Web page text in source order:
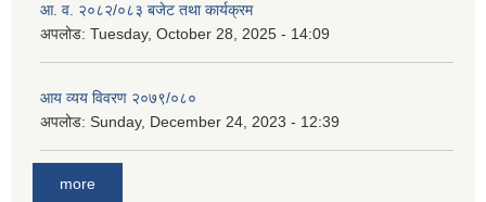
आ. व. २०८२/०८३ बजेट तथा कार्यक्रम
अपलोड: Tuesday, October 28, 2025 - 14:09
आय व्यय विवरण २०७९/०८०
अपलोड: Sunday, December 24, 2023 - 12:39
more